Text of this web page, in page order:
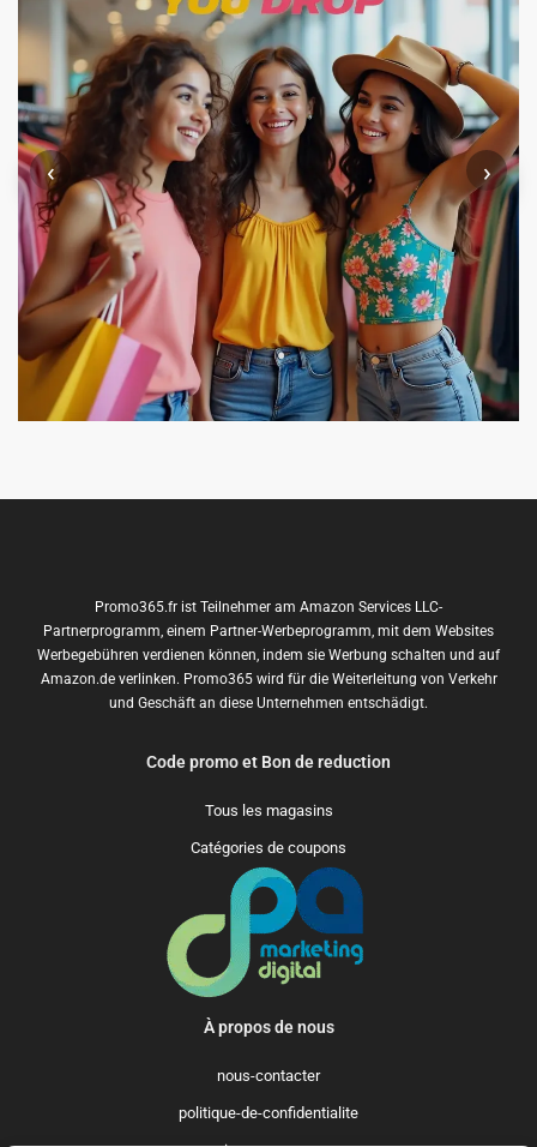
‹ ›
Promo365.fr ist Teilnehmer am Amazon Services LLC-
Partnerprogramm, einem Partner-Werbeprogramm, mit dem Websites
Werbegebühren verdienen können, indem sie Werbung schalten und auf
Amazon.de verlinken. Promo365 wird für die Weiterleitung von Verkehr
und Geschäft an diese Unternehmen entschädigt.
Code promo et Bon de reduction
Tous les magasins
Catégories de coupons
À propos de nous
nous-contacter
politique-de-confidentialite